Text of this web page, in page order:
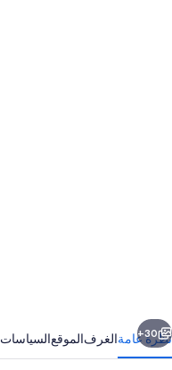
التالي
30+
نظرة عامةالغرفالموقعالسياسات